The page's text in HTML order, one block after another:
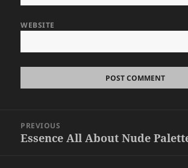
WEBSITE
navigation
PREVIOUS
Previous
Essence All About Nude